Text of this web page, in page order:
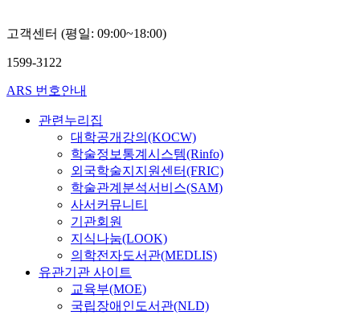
고객센터 (평일: 09:00~18:00)
1599-3122
ARS 번호안내
관련누리집
대학공개강의(KOCW)
학술정보통계시스템(Rinfo)
외국학술지지원센터(FRIC)
학술관계분석서비스(SAM)
사서커뮤니티
기관회원
지식나눔(LOOK)
의학전자도서관(MEDLIS)
유관기관 사이트
교육부(MOE)
국립장애인도서관(NLD)